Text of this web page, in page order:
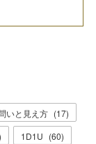
いと見え方 (17)
1D1U (60)